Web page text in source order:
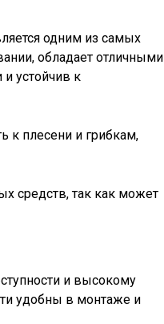
одним из самых
обладает отличными
устойчив к
к плесени и грибкам,
средств, так как может
и высокому
удобны в монтаже и